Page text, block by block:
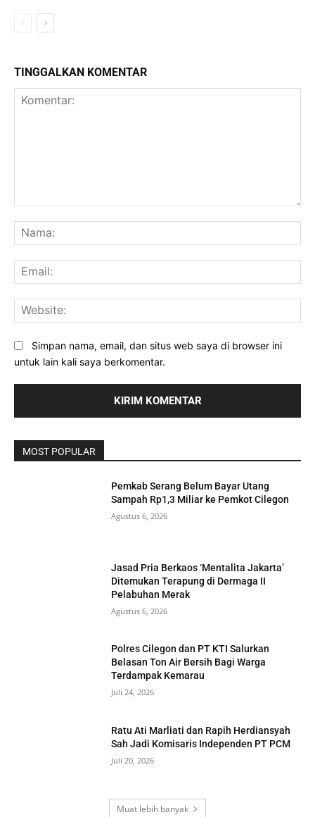
TINGGALKAN KOMENTAR
Simpan nama, email, dan situs web saya di browser ini
untuk lain kali saya berkomentar.
MOST POPULAR
Pemkab Serang Belum Bayar Utang
Sampah Rp1,3 Miliar ke Pemkot Cilegon
Agustus 6, 2026
Jasad Pria Berkaos ‘Mentalita Jakarta’
Ditemukan Terapung di Dermaga II
Pelabuhan Merak
Agustus 6, 2026
Polres Cilegon dan PT KTI Salurkan
Belasan Ton Air Bersih Bagi Warga
Terdampak Kemarau
Juli 24, 2026
Ratu Ati Marliati dan Rapih Herdiansyah
Sah Jadi Komisaris Independen PT PCM
Juli 20, 2026
Muat lebih banyak